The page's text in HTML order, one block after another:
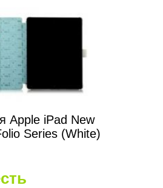
Apple iPad New
Series (White)